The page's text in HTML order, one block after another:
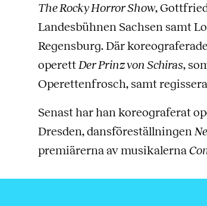
The Rocky Horror Show,
Landesbühnen Sachsen samt
Regensburg. Där
operett Der Prinz von Schiras,
Operettenfrosch, samt
Senast har han koreograferat
Dresden, dansföreställningen
premiärerna av musikalerna